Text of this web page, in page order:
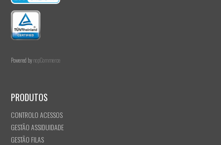
Powered bynopCommerce
PRODUTOS
CONTROLO ACESSOS
GESTÃO ASSIDUIDADE
GESTÃO FILAS